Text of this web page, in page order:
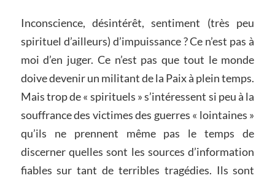
Inconscience, désintérêt, sentiment (très peu
spirituel d’ailleurs) d’impuissance ? Ce n’est pas à
moi d’en juger. Ce n’est pas que tout le monde
doive devenir un militant de la Paix à plein temps.
Mais trop de « spirituels » s’intéressent si peu à la
souffrance des victimes des guerres « lointaines »
qu’ils ne prennent même pas le temps de
discerner quelles sont les sources d’information
fiables sur tant de terribles tragédies. Ils sont